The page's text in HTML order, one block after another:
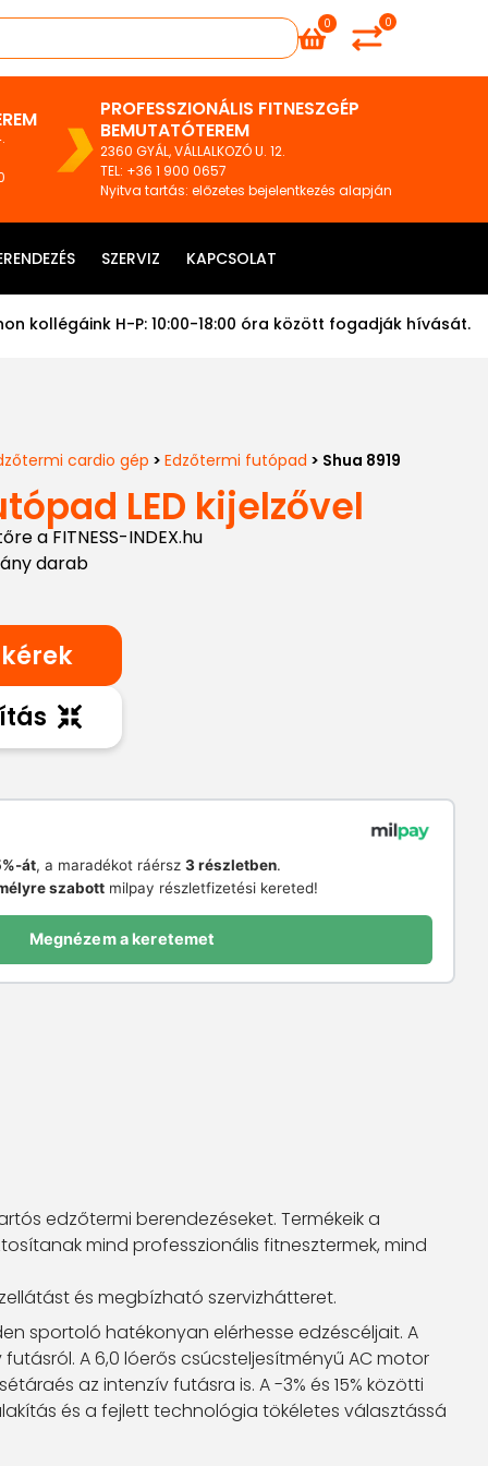
0 0
PROFESSZIONÁLIS FITNESZGÉP
BEMUTATÓTEREM
2360 GYÁL, VÁLLALKOZÓ U. 12.
TEL: +36 1 900 0657
Nyitva tartás: előzetes bejelentkezés alapján
SZERVIZ KAPCSOLAT
kollégáink H-P: 10:00-18:00 óra között fogadják hívását.
cardio gép > Edzőtermi futópad > Shua 8919
LED kijelzővel
a FITNESS-INDEX.hu
darab
át, a maradékot ráérsz 3 részletben.
szabottmilpay részletfizetési kereted!
Megnézem a keretemet
edzőtermi berendezéseket. Termékeik a
mind professzionális fitnesztermek, mind
és megbízható szervizhátteret.
sportoló hatékonyan elérhesse edzéscéljait. A
A 6,0 lóerős csúcsteljesítményű AC motor
az intenzív futásra is. A -3% és 15% közötti
és a fejlett technológia tökéletes választássá